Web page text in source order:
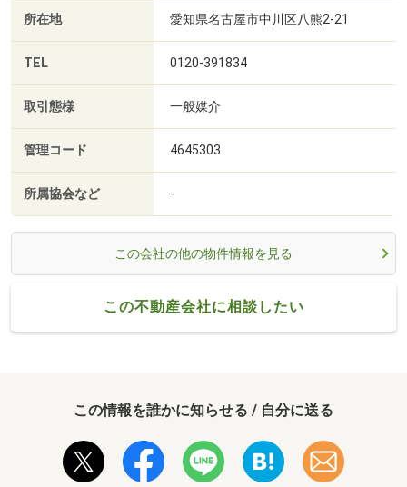
所在地 愛知県名古屋市中川区八熊2-21
TEL 0120-391834
取引態様 一般媒介
管理コード 4645303
所属協会など -
この会社の他の物件情報を見る
この不動産会社に相談したい
この情報を誰かに知らせる / 自分に送る